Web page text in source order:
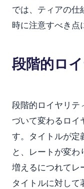
では、ティアの仕
時に注意すべき点
段階的ロ
段階的ロイヤリテ
づいて変わるロイ
す。タイトルが定
と、レートが変
増えるにつれてレ
タイトルに対して